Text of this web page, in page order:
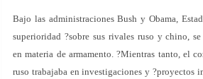
Bajo las administraciones Bush y Obama,
superioridad ?sobre sus rivales ruso y chino,
en materia de armamento. ?Mientras tanto, el
ruso trabajaba en investigaciones y ?proyectos